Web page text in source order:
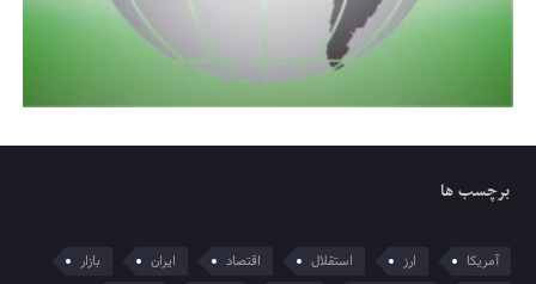
برچسب ها
آمریکا ارز استقلال اقتصاد ایران
بازار